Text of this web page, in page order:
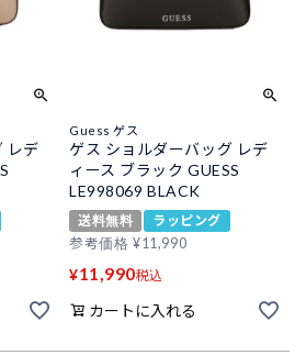
レデ
Guess ゲス
ゲス ショルダーバッグ レデ
ィース ブラック GUESS
LE998069 BLACK
送料無料
ラッピング
参考価格 ¥11,990
¥11,990税込
カートに入れる